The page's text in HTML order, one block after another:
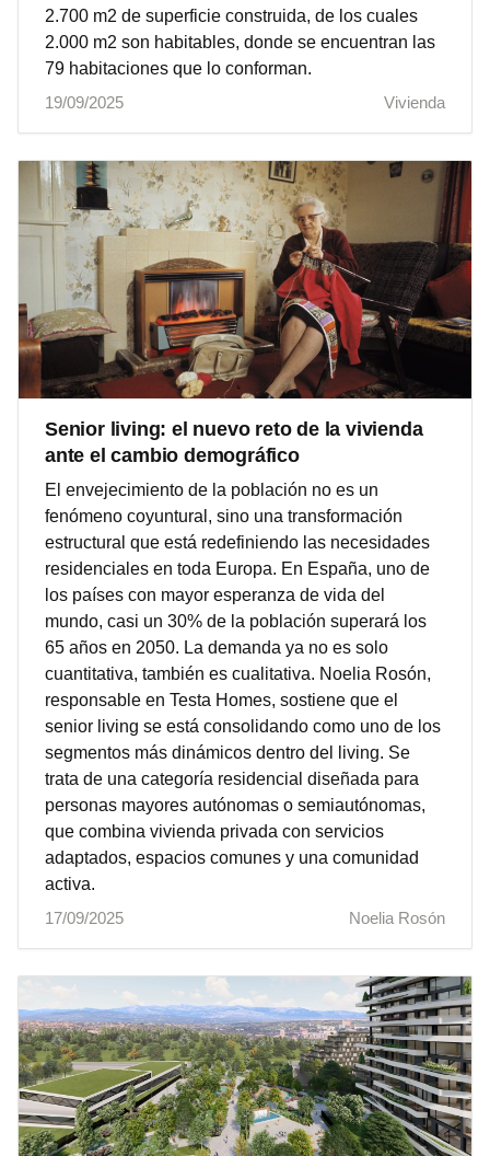
2.700 m2 de superficie construida, de los cuales
2.000 m2 son habitables, donde se encuentran las
79 habitaciones que lo conforman.
19/09/2025
Vivienda
Senior living: el nuevo reto de la vivienda
ante el cambio demográfico
El envejecimiento de la población no es un
fenómeno coyuntural, sino una transformación
estructural que está redefiniendo las necesidades
residenciales en toda Europa. En España, uno de
los países con mayor esperanza de vida del
mundo, casi un 30% de la población superará los
65 años en 2050. La demanda ya no es solo
cuantitativa, también es cualitativa. Noelia Rosón,
responsable en Testa Homes, sostiene que el
senior living se está consolidando como uno de los
segmentos más dinámicos dentro del living. Se
trata de una categoría residencial diseñada para
personas mayores autónomas o semiautónomas,
que combina vivienda privada con servicios
adaptados, espacios comunes y una comunidad
activa.
17/09/2025
Noelia Rosón